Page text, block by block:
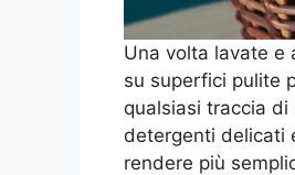
Una volta lavate e
su superfici pulite
qualsiasi traccia di
detergenti delicati
rendere più